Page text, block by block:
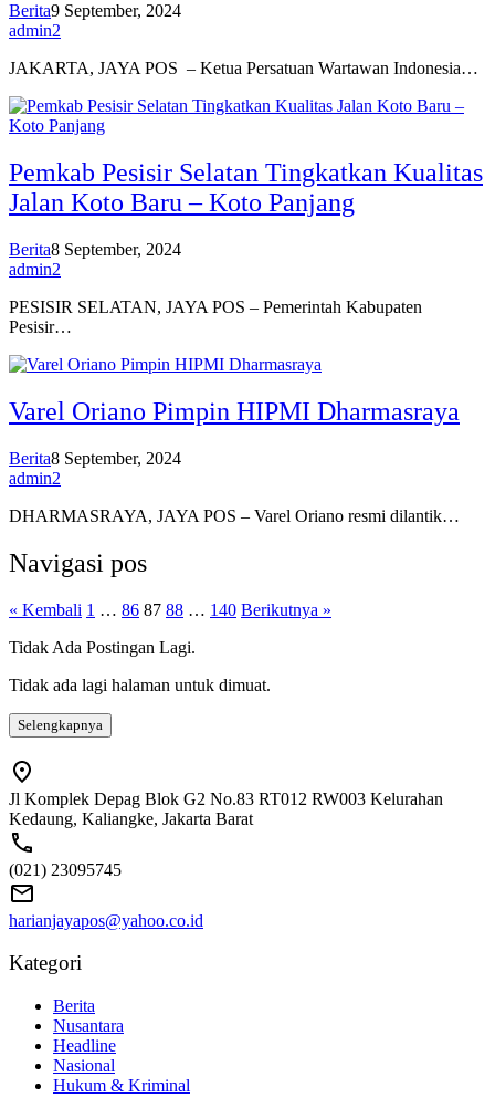
Berita9 September, 2024
admin2
JAKARTA, JAYA POS – Ketua Persatuan Wartawan Indonesia…
Pemkab Pesisir Selatan Tingkatkan Kualitas
Jalan Koto Baru – Koto Panjang
Berita8 September, 2024
admin2
PESISIR SELATAN, JAYA POS – Pemerintah Kabupaten
Pesisir…
Varel Oriano Pimpin HIPMI Dharmasraya
Berita8 September, 2024
admin2
DHARMASRAYA, JAYA POS – Varel Oriano resmi dilantik…
Navigasi pos
« Kembali 1 … 86 87 88 … 140 Berikutnya »
Tidak Ada Postingan Lagi.
Tidak ada lagi halaman untuk dimuat.
Selengkapnya
Jl Komplek Depag Blok G2 No.83 RT012 RW003 Kelurahan
Kedaung, Kaliangke, Jakarta Barat
(021) 23095745
harianjayapos@yahoo.co.id
Kategori
Berita
Nusantara
Headline
Nasional
Hukum & Kriminal